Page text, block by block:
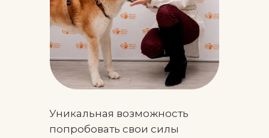
Уникальная возможность
попробовать свои силы